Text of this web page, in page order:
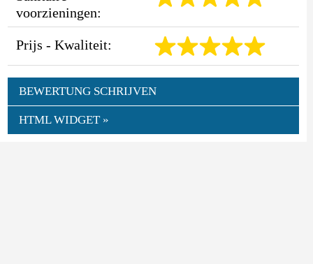
voorzieningen:
Prijs - Kwaliteit:
BEWERTUNG SCHRIJVEN
HTML WIDGET »